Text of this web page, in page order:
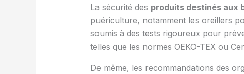
La sécurité des produits destinés aux
puériculture, notamment les oreillers
soumis à des tests rigoureux pour
telles que les normes OEKO-TEX ou
De même, les recommandations des